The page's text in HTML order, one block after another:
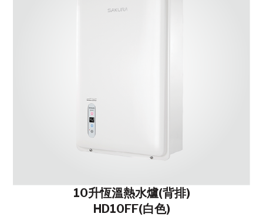
10升恆溫熱水爐(背排)
HD10FF(白色)